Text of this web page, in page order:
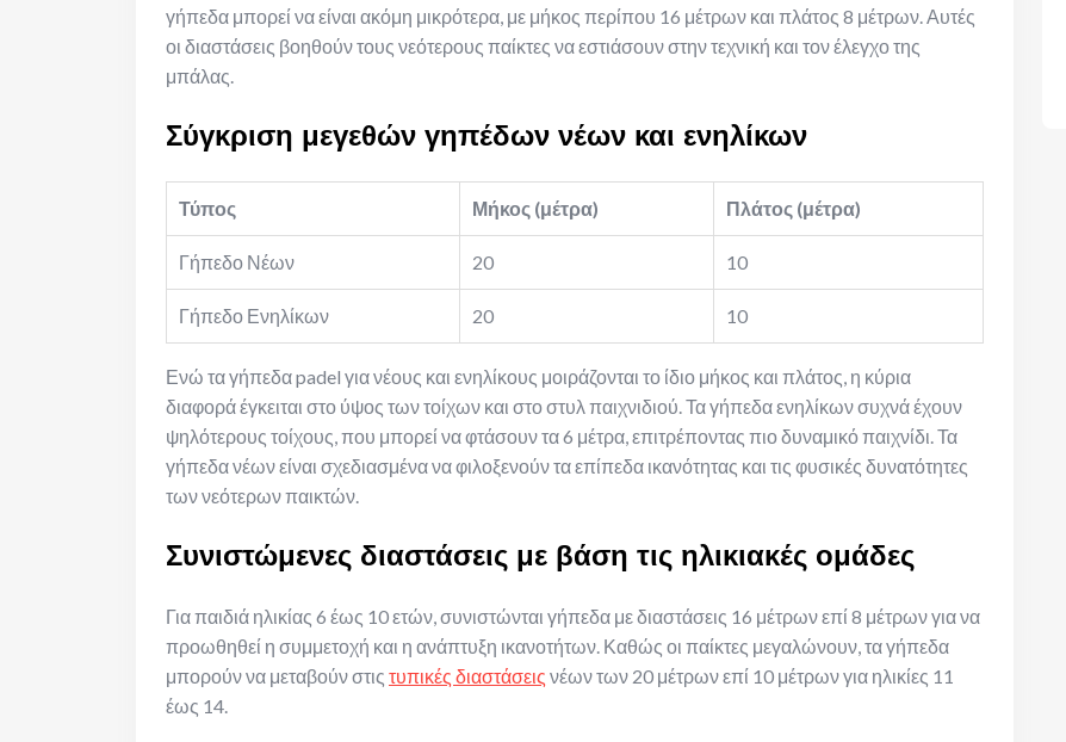
γήπεδα μπορεί να είναι ακόμη μικρότερα, με μήκος περίπου 16 μέτρων και πλάτος 8 μέτρων. Αυτές
οι διαστάσεις βοηθούν τους νεότερους παίκτες να εστιάσουν στην τεχνική και τον έλεγχο της
μπάλας.
Σύγκριση μεγεθών γηπέδων νέων και ενηλίκων
Τύπος Μήκος (μέτρα) Πλάτος (μέτρα)
Γήπεδο Νέων 20 10
Γήπεδο Ενηλίκων 20 10
Ενώ τα γήπεδα padel για νέους και ενηλίκους μοιράζονται το ίδιο μήκος και πλάτος, η κύρια
διαφορά έγκειται στο ύψος των τοίχων και στο στυλ παιχνιδιού. Τα γήπεδα ενηλίκων συχνά έχουν
ψηλότερους τοίχους, που μπορεί να φτάσουν τα 6 μέτρα, επιτρέποντας πιο δυναμικό παιχνίδι. Τα
γήπεδα νέων είναι σχεδιασμένα να φιλοξενούν τα επίπεδα ικανότητας και τις φυσικές δυνατότητες
των νεότερων παικτών.
Συνιστώμενες διαστάσεις με βάση τις ηλικιακές ομάδες
Για παιδιά ηλικίας 6 έως 10 ετών, συνιστώνται γήπεδα με διαστάσεις 16 μέτρων επί 8 μέτρων για να
προωθηθεί η συμμετοχή και η ανάπτυξη ικανοτήτων. Καθώς οι παίκτες μεγαλώνουν, τα γήπεδα
μπορούν να μεταβούν στις τυπικές διαστάσεις νέων των 20 μέτρων επί 10 μέτρων για ηλικίες 11
έως 14.